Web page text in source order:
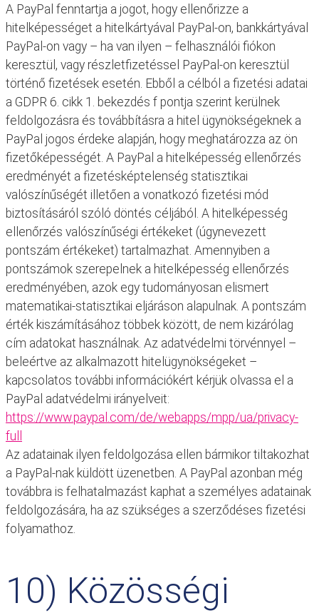
A PayPal fenntartja a jogot, hogy ellenőrizze a
hitelképességet a hitelkártyával PayPal-on, bankkártyával
PayPal-on vagy – ha van ilyen – felhasználói fiókon
keresztül, vagy részletfizetéssel PayPal-on keresztül
történő fizetések esetén. Ebből a célból a fizetési adatai
a GDPR 6. cikk 1. bekezdés f pontja szerint kerülnek
feldolgozásra és továbbításra a hitel ügynökségeknek a
PayPal jogos érdeke alapján, hogy meghatározza az ön
fizetőképességét. A PayPal a hitelképesség ellenőrzés
eredményét a fizetésképtelenség statisztikai
valószínűségét illetően a vonatkozó fizetési mód
biztosításáról szóló döntés céljából. A hitelképesség
ellenőrzés valószínűségi értékeket (úgynevezett
pontszám értékeket) tartalmazhat. Amennyiben a
pontszámok szerepelnek a hitelképesség ellenőrzés
eredményében, azok egy tudományosan elismert
matematikai-statisztikai eljáráson alapulnak. A pontszám
érték kiszámításához többek között, de nem kizárólag
cím adatokat használnak. Az adatvédelmi törvénnyel –
beleértve az alkalmazott hitelügynökségeket –
kapcsolatos további információkért kérjük olvassa el a
PayPal adatvédelmi irányelveit:
https://www.paypal.com/de/webapps/mpp/ua/privacy-
full
Az adatainak ilyen feldolgozása ellen bármikor tiltakozhat
a PayPal-nak küldött üzenetben. A PayPal azonban még
továbbra is felhatalmazást kaphat a személyes adatainak
feldolgozására, ha az szükséges a szerződéses fizetési
folyamathoz.
10) Közösségi